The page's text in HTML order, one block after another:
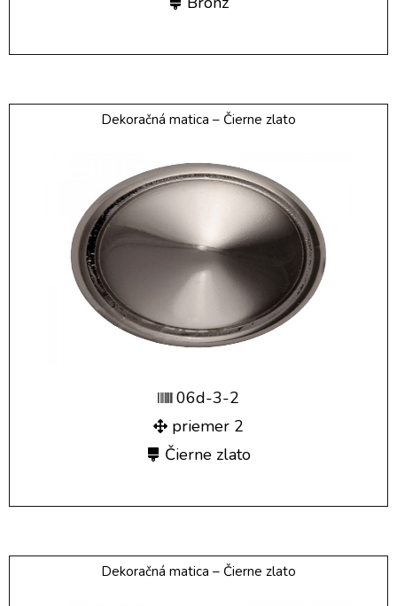
Dekoračná matica – Čierne zlato
06d-3-2
priemer 2
Čierne zlato
Dekoračná matica – Čierne zlato